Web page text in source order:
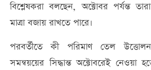
বিশ্লেষকরা বলছেন, অক্টোবর পর্যন্ত
মাত্রা বজায় রাখতে পারে।
পরবর্তীতে কী পরিমাণ তেল
সমন্বয়য়ের সিদ্ধান্ত অক্টোবরেই নেওয়া